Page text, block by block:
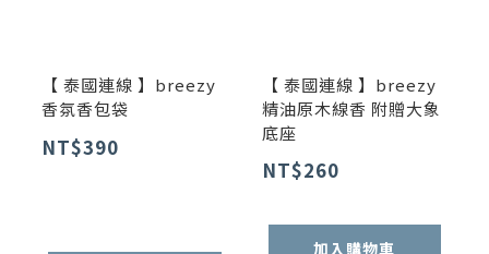
【 泰國連線 】breezy
香氛香包袋
NT$390
【 泰國連線 】breezy
精油原木線香 附贈大象
底座
NT$260
加入購物車